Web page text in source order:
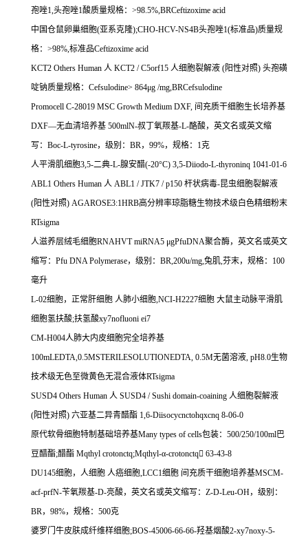
孢唑1,头孢唑1酸质量规格： >98.5%,BRCeftizoxime acid
中国仓鼠卵巢细胞(亚系克隆);CHO-HCV-NS4B头孢唑1(标准品)质量规
格： >98%,标准品Ceftizoxime acid
KCT2 Others Human 人 KCT2 / C5orf15 人细胞裂解液 (阳性对照) 头孢磺
啶钠质量规格： Cefsulodine> 864μg /mg,BRCefsulodine
Promocell C-28019 MSC Growth Medium DXF, 间充质干细胞生长培养基
DXF—无血清培养基 500mlN-叔丁氧羰基-L-酪酸，英文名或英文缩
写： Boc-L-tyrosine，级别： BR， 99%，规格： 1克
人平滑肌细胞3,5-二典-L-腺安醋(-20°C) 3,5-Diiodo-L-thyroninq 1041-01-6
ABL1 Others Human 人 ABL1 / JTK7 / p150 杆状病毒-昆虫细胞裂解液
(阳性对照) AGAROSE3:1HRB高分辨率琼脂糖生物技术级白色精细粉末
RTsigma
人滋养层绒毛细胞RNAHVT miRNA5 μgPfuDNA聚合酶，英文名或英文
缩写： Pfu DNA Polymerase，级别： BR,200u/mg,兔肌,芬末，规格： 100
毫升
L-02细胞，正常肝细胞 人肺小细胞,NCI-H2227细胞 大鼠主动脉平滑肌
细胞氢扶酸;扶氢酸xy7nofluoni ei7
CM-H004人肺大内皮细胞完全培养基
100mLEDTA,0.5MSTERILESOLUTIONEDTA, 0.5M无菌溶液, pH8.0生物
技术级无色至微黄色无混合液体RTsigma
SUSD4 Others Human 人 SUSD4 / Sushi domain-coaining 人细胞裂解液
(阳性对照) 六亚基二异青醋酯 1,6-Diisocycnctohqxcnq 8-06-0
原代软骨细胞特制基础培养基Many types of cells包装： 500/250/100ml巴
豆醋酯;醋酯 Mqthyl crotonctq;Mqthyl-α-crotonctq 63-43-8
DU145细胞，人细胞 人癌细胞,LCC1细胞 间充质干细胞培养基MSCM-
acf-prfN-苄氧羰基-D-亮酸，英文名或英文缩写： Z-D-Leu-OH，级别：
BR， 98%，规格： 500克
婆罗门牛皮肤成纤维样细胞;BOS-45006-66-66-羟基烟酸2-xy7noxy-5-